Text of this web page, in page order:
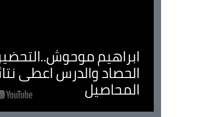
ابراهيم
الحصاد والدرس اعطى
المحاصيل